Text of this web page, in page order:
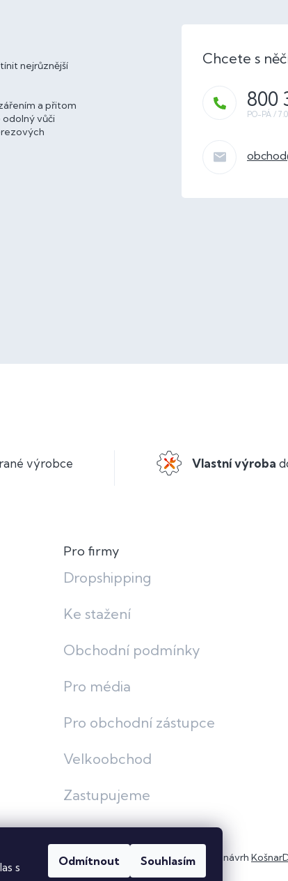
s
Odmítnout Souhlasím
nejrůznější
a přitom
odolný vůči
obchod
800
výrobce Vlastní výroba
Pro firmy
Dropshipping
Ke stažení
Obchodní podmínky
Pro média
Pro obchodní zástupce
Velkoobchod
Zastupujeme
Grafický návrh